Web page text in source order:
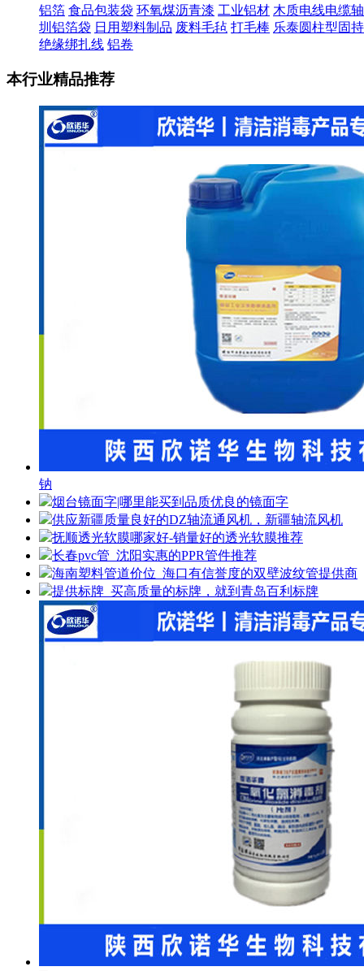
铝箔 食品包装袋 环氧煤沥青漆 工业铝材 木质电线电缆轴
圳铝箔袋 日用塑料制品 废料毛毡 打毛棒 乐泰圆柱型固
绝缘绑扎线 铝卷
本行业精品推荐
钠
烟台镜面字|哪里能买到品质优良的镜面字
供应新疆质量良好的DZ轴流通风机，新疆轴流风机
抚顺透光软膜哪家好-销量好的透光软膜推荐
长春pvc管_沈阳实惠的PPR管件推荐
海南塑料管道价位_海口有信誉度的双壁波纹管提供商
提供标牌_买高质量的标牌，就到青岛百利标牌